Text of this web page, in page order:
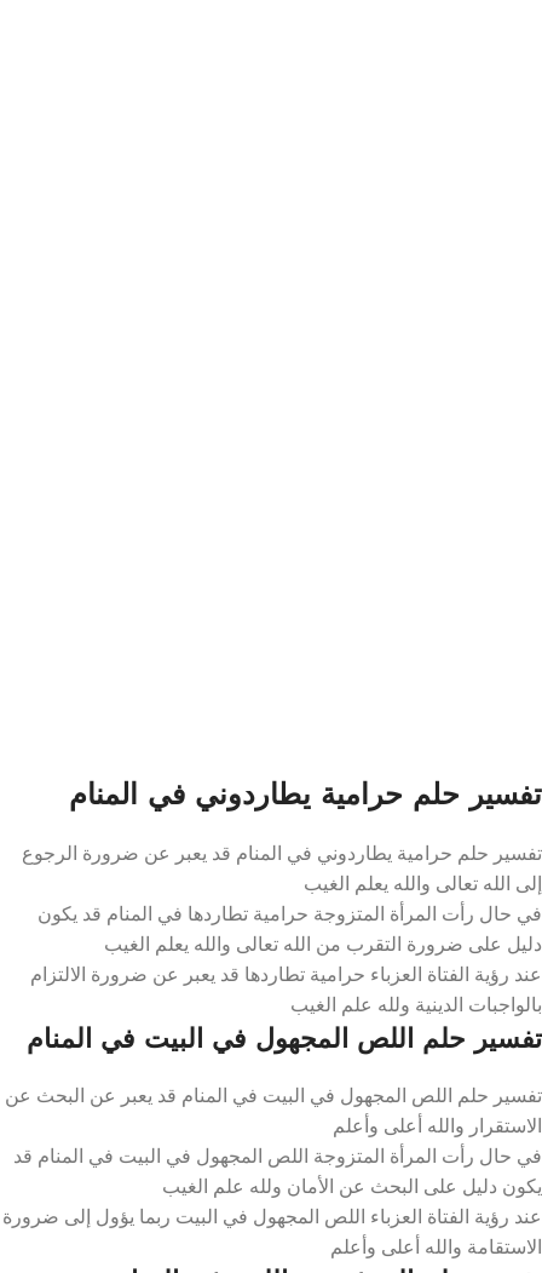
تفسير حلم حرامية يطاردوني في المنام
تفسير حلم حرامية يطاردوني في المنام قد يعبر عن ضرورة الرجوع
إلى الله تعالى والله يعلم الغيب
في حال رأت المرأة المتزوجة حرامية تطاردها في المنام قد يكون
دليل على ضرورة التقرب من الله تعالى والله يعلم الغيب
عند رؤية الفتاة العزباء حرامية تطاردها قد يعبر عن ضرورة الالتزام
بالواجبات الدينية ولله علم الغيب
تفسير حلم اللص المجهول في البيت في المنام
تفسير حلم اللص المجهول في البيت في المنام قد يعبر عن البحث عن
الاستقرار والله أعلى وأعلم
في حال رأت المرأة المتزوجة اللص المجهول في البيت في المنام قد
يكون دليل على البحث عن الأمان ولله علم الغيب
عند رؤية الفتاة العزباء اللص المجهول في البيت ربما يؤول إلى ضرورة
الاستقامة والله أعلى وأعلم